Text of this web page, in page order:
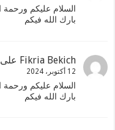
بارك الله فيكم
Fikria Bekichعلى
12 أكتوبر، 2024
بارك الله فيكم